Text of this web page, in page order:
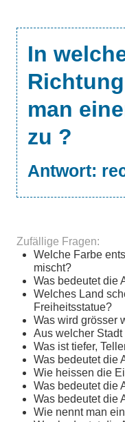
In
man
zu ?
Antwort:
Zufällige Fragen:
Welche Farbe
mischt?
Was bedeutet die
Welches Land
Freiheitsstatue?
Was wird grösser
Aus welcher
Was ist tiefer,
Was bedeutet die
Wie heissen die
Was bedeutet die
Was bedeutet die
Wie nennt man